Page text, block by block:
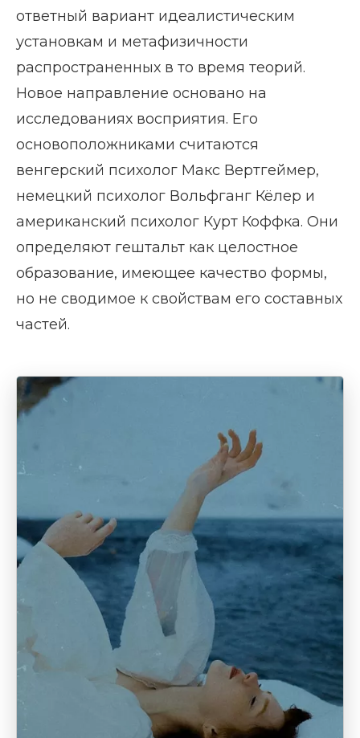
ответный вариант идеалистическим
установкам и метафизичности
распространенных в то время теорий.
Новое направление основано на
исследованиях восприятия. Его
основоположниками считаются
венгерский психолог Макс Вертгеймер,
немецкий психолог Вольфганг Кёлер и
американский психолог Курт Коффка. Они
определяют гештальт как целостное
образование, имеющее качество формы,
но не сводимое к свойствам его составных
частей.